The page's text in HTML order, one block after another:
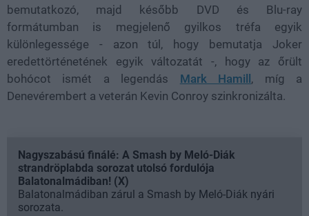
bemutatkozó, majd később DVD és Blu-ray
formátumban is megjelenő gyilkos tréfa egyik
különlegessége - azon túl, hogy bemutatja Joker
eredettörténetének egyik változatát -, hogy az őrült
bohócot ismét a legendás Mark Hamill , míg a
Denevérembert a veterán Kevin Conroy szinkronizálta.
Nagyszabású finálé: A Smash by Meló-Diák
strandröplabda sorozat utolsó fordulója
Balatonalmádiban! (X)
Balatonalmádiban zárul a Smash by Meló-Diák nyári
sorozata.